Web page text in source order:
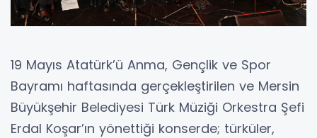
19 Mayıs Atatürk’ü Anma, Gençlik ve Spor
Bayramı haftasında gerçekleştirilen ve Mersin
Büyükşehir Belediyesi Türk Müziği Orkestra Şefi
Erdal Koşar’ın yönettiği konserde; türküler,